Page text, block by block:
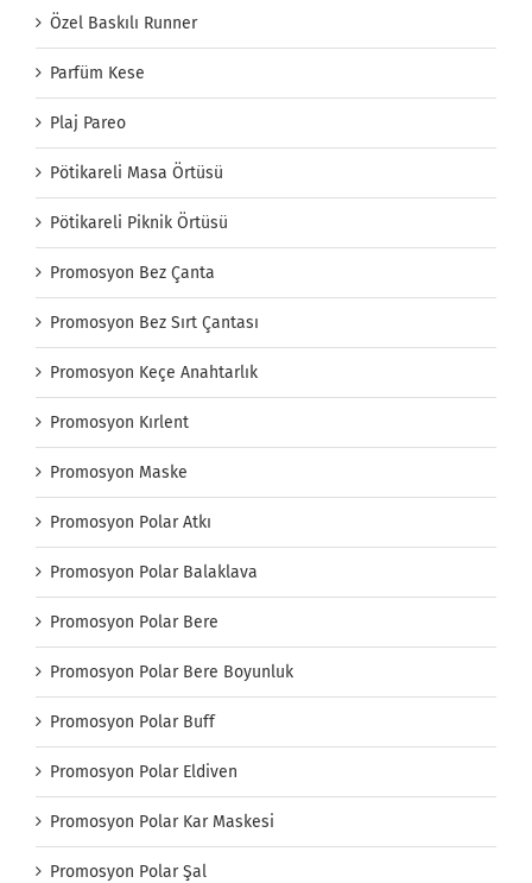
Özel Baskılı Runner
Parfüm Kese
Plaj Pareo
Pötikareli Masa Örtüsü
Pötikareli Piknik Örtüsü
Promosyon Bez Çanta
Promosyon Bez Sırt Çantası
Promosyon Keçe Anahtarlık
Promosyon Kırlent
Promosyon Maske
Promosyon Polar Atkı
Promosyon Polar Balaklava
Promosyon Polar Bere
Promosyon Polar Bere Boyunluk
Promosyon Polar Buff
Promosyon Polar Eldiven
Promosyon Polar Kar Maskesi
Promosyon Polar Şal